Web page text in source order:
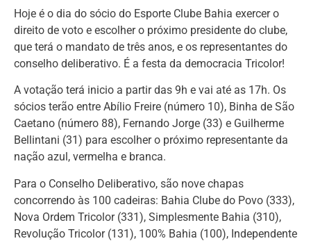
Hoje é o dia do sócio do Esporte Clube Bahia exercer o
direito de voto e escolher o próximo presidente do clube,
que terá o mandato de três anos, e os representantes do
conselho deliberativo. É a festa da democracia Tricolor!
A votação terá inicio a partir das 9h e vai até as 17h. Os
sócios terão entre Abílio Freire (número 10), Binha de São
Caetano (número 88), Fernando Jorge (33) e Guilherme
Bellintani (31) para escolher o próximo representante da
nação azul, vermelha e branca.
Para o Conselho Deliberativo, são nove chapas
concorrendo às 100 cadeiras: Bahia Clube do Povo (333),
Nova Ordem Tricolor (331), Simplesmente Bahia (310),
Revolução Tricolor (131), 100% Bahia (100), Independente